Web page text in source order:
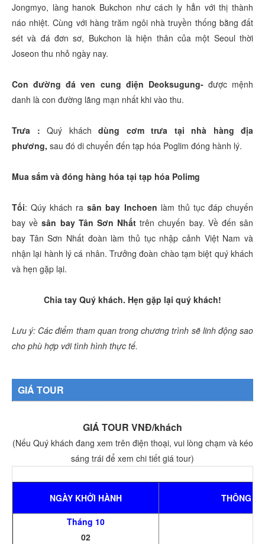
Jongmyo, làng hanok Bukchon như cách ly hẳn với thị thành
náo nhiệt. Cùng với hàng trăm ngôi nhà truyền thống bằng đất
sét và đá đơn sơ, Bukchon là hiện thân của một Seoul thời
Joseon thu nhỏ ngày nay.
Con đường đá ven cung điện Deoksugung- được mệnh
danh là con đường lãng mạn nhất khi vào thu.
Trưa : Quý khách dùng cơm trưa tại nhà hàng địa
phương, sau đó di chuyển đến tạp hóa Poglim đóng hành lý.
Mua sắm và đóng hàng hóa tại tạp hóa Polimg
Tối: Qúy khách rasân bay Inchoen làm thủ tục đáp chuyến
bay vềsân bay Tân Sơn Nhất trên chuyến bay. Về đến sân
bay Tân Sơn Nhất đoàn làm thủ tục nhập cảnh Việt Nam và
nhận lại hành lý cá nhân. Trưởng đoàn chào tạm biệt quý khách
và hẹn gặp lại.
Chia tay Quý khách. Hẹn gặp lại quý khách!
Lưu ý: Các điểm tham quan trong chương trình sẽ linh động sao
cho phù hợp với tình hình thực tế.
GIÁ TOUR
GIÁ TOUR VNĐ/khách
(Nếu Quý khách đang xem trên điện thoại, vui lòng chạm và kéo
sáng trái để xem chi tiết giá tour)
NGÀY KHỞI HÀNH
THÔNG
Tháng 10
02